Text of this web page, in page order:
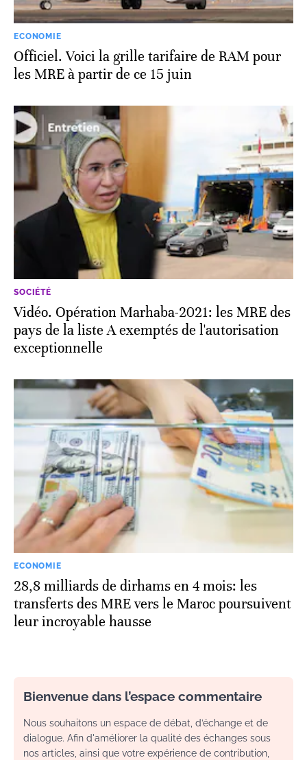
ECONOMIE
Officiel. Voici la grille tarifaire de RAM pour
les MRE à partir de ce 15 juin
SOCIÉTÉ
Vidéo. Opération Marhaba-2021: les MRE des
pays de la liste A exemptés de l'autorisation
exceptionnelle
ECONOMIE
28,8 milliards de dirhams en 4 mois: les
transferts des MRE vers le Maroc poursuivent
leur incroyable hausse
Bienvenue dans l’espace commentaire
Nous souhaitons un espace de débat, d’échange et de
dialogue. Afin d'améliorer la qualité des échanges sous
nos articles, ainsi que votre expérience de contribution,